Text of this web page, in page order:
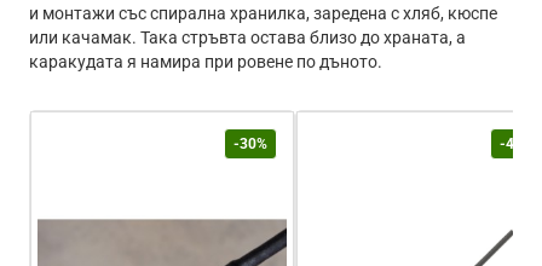
и монтажи със спирална хранилка, заредена с хляб, кюспе
или качамак. Така стръвта остава близо до храната, а
каракудата я намира при ровене по дъното.
-30% -40%